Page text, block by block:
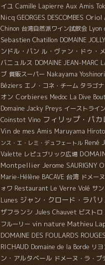
イユ Camille Lapierre Aux Amis
Nicq GEORGES DESCOMBES Oriol
Chinon 台湾自然派ワイン試飲会
Sebastien Chatillon DOMAINE
ンドル・バン ル・ヴァン・ドゥ・
バニュルス DOMAINE JEAN-MARC
ブ 質販スーパー Nakayama
Béziers エノ・コネ・チーム タラゴナ
オン Corbieres Medoc La Dive
Domaine Jacky Preys イーストライン
Coinstot Vino フィリップ・パカ
Vin de mes Amis Maruyama Hiroto
ンス・エ・レミ・デュフェートル René
Valette レピュブリック広場
Montpellier Jerome SAURIGNY
Marie-Hélène BACAVE 台湾 ドメー
ォワ Restaurant Le Verre Volé サ
Lunes ジャン・クロード・ラパリ
ザフランシ Jules Chauvet ビストロ
フルーリー vin nature Mathieu
DOMAINE DES FOULARDS ROUGES
RICHAUD Domaine de la Borde リヨ
ン・アルタベール ドメーヌ・ラ・